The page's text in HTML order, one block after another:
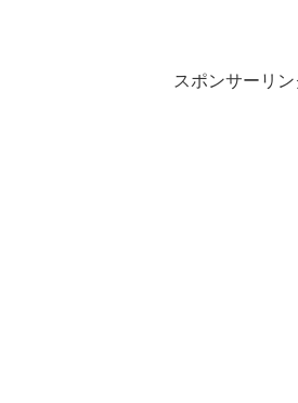
スポンサーリン